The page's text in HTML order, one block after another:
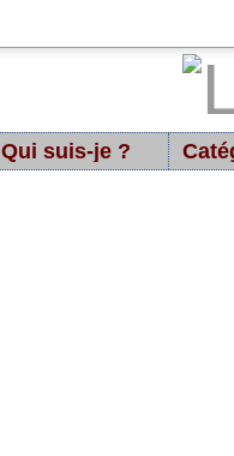
Qui suis-je ?